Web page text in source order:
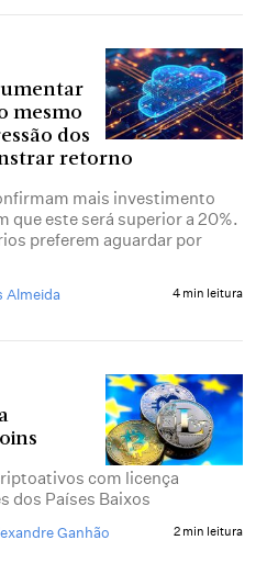
mesmo
dos
retorno
mais investimento
que este será superior a 20%.
preferem aguardar por
Almeida 4 min leitura
com licença
dos Países Baixos
Ganhão 2 min leitura